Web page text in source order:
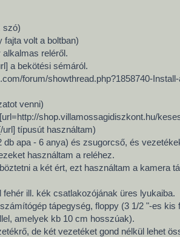
szó)
volt a boltban)
alkalmas reléről.
a bekötési sémáról.
forum/showthread.php?1858740-
venni)
shop.villamossagidiszkont.hu/
típusút használtam)
apa - 6 anya) és zsugorcső, és
használtam a reléhez.
a két ért, ezt használtam a kamera
ill. kék csatlakozójának üres lyukaiba.
tápegység, floppy (3 1/2 "-es kis
amelyek kb 10 cm hosszúak).
de két vezetéket gond nélkül lehet